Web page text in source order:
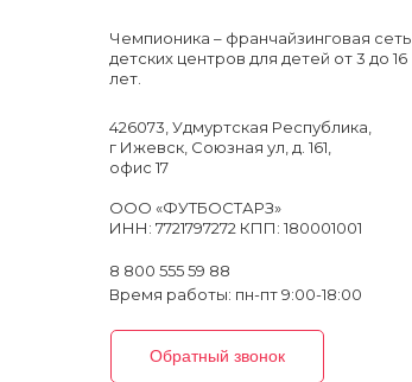
426073, Удмуртская Республика,
г Ижевск, Союзная ул, д. 161,
офис 17
ООО «ФУТБОСТАРЗ»
ИНН: 7721797272 КПП: 180001001
Чемпионика – франчайзинговая сеть
детских центров для детей от 3 до 16
лет.
8 800 555 59 88
Время работы: пн-пт 9:00-18:00
Обратный звонок